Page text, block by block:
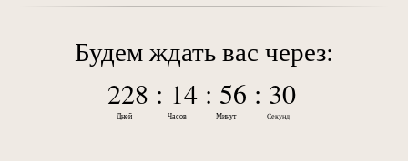
228 : 14 : 56 : 30
Дней Часов Минут Секунд
Будем ждать вас через: